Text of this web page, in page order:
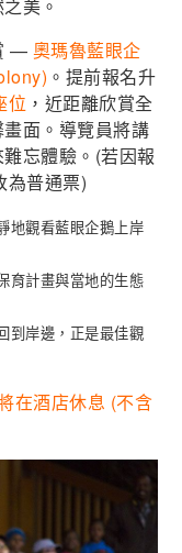
美。
— 奧瑪魯藍眼企
。提前報名升
位 ，近距離欣賞全
面。導覽員將講
忘體驗。(若因報
為普通票)
地觀看藍眼企鵝上岸
育計畫與當地的生態
到岸邊，正是最佳觀
在酒店休息 (不含